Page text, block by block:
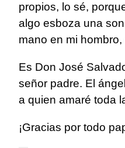
propios, lo sé,
algo esboza una
mano en mi
Es Don José
señor padre. El
a quien amaré toda
¡Gracias por todo